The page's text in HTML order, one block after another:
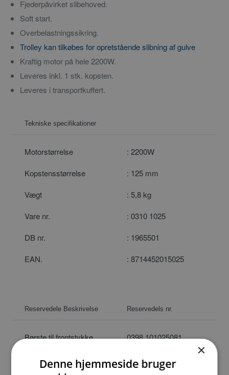
Fjederpåvirket slibehoved.
Soft start.
Overbelastningssikring.
Trolley kan tilkøbes for opretstående slibning af gulve
Kraftig motor på hele 2200W.
Leveres inkl. 1 stk. kopsten.
Leveres i transportkuffert.
Tekniske specifikationer
Motorstørrelse
: 2200W
Kopstensstørrelse
: 125 mm
Vægt
: 5,8 kg
Vare nr.
: 0310 1025
DB nr.
: 1965501
EAN.
: 8714452015025
Reservedele Beskrivelse Reservedels nr.
Børste til frontstykke
0398 101025081
Børstekrans til
0398 101025085
×
Denne hjemmeside bruger